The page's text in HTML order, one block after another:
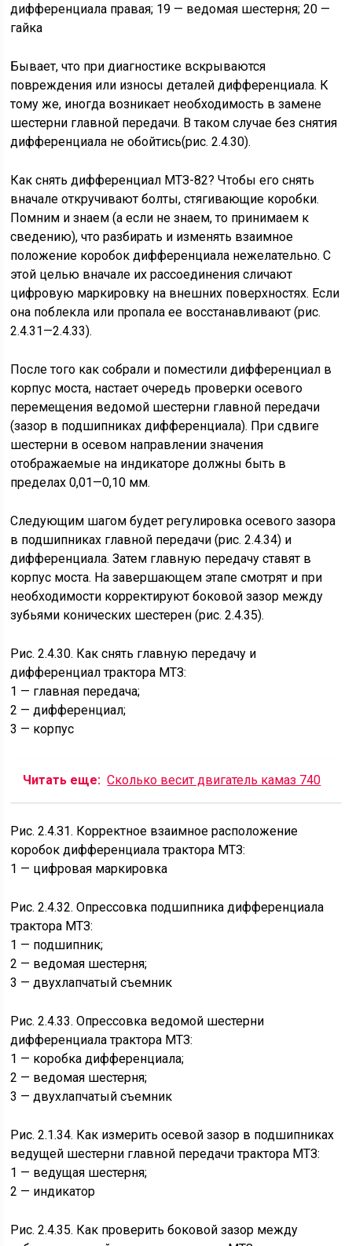
дифференциала правая; 19 — ведомая шестерня; 20 —
гайка
Бывает, что при диагностике вскрываются
повреждения или износы деталей дифференциала. К
тому же, иногда возникает необходимость в замене
шестерни главной передачи. В таком случае без снятия
дифференциала не обойтись(рис. 2.4.30).
Как снять дифференциал МТЗ-82? Чтобы его снять
вначале откручивают болты, стягивающие коробки.
Помним и знаем (а если не знаем, то принимаем к
сведению), что разбирать и изменять взаимное
положение коробок дифференциала нежелательно. С
этой целью вначале их рассоединения сличают
цифровую маркировку на внешних поверхностях. Если
она поблекла или пропала ее восстанавливают (рис.
2.4.31—2.4.33).
После того как собрали и поместили дифференциал в
корпус моста, настает очередь проверки осевого
перемещения ведомой шестерни главной передачи
(зазор в подшипниках дифференциала). При сдвиге
шестерни в осевом направлении значения
отображаемые на индикаторе должны быть в
пределах 0,01—0,10 мм.
Следующим шагом будет регулировка осевого зазора
в подшипниках главной передачи (рис. 2.4.34) и
дифференциала. Затем главную передачу ставят в
корпус моста. На завершающем этапе смотрят и при
необходимости корректируют боковой зазор между
зубьями конических шестерен (рис. 2.4.35).
Рис. 2.4.30. Как снять главную передачу и
дифференциал трактора МТЗ:
1 — главная передача;
2 — дифференциал;
3 — корпус
Читать еще: Сколько весит двигатель камаз 740
Рис. 2.4.З1. Корректное взаимное расположение
коробок дифференциала трактора МТЗ:
1 — цифровая маркировка
Рис. 2.4.32. Опрессовка подшипника дифференциала
трактора МТЗ:
1 — подшипник;
2 — ведомая шестерня;
3 — двухлапчатый съемник
Рис. 2.4.33. Опрессовка ведомой шестерни
дифференциала трактора МТЗ:
1 — коробка дифференциала;
2 — ведомая шестерня;
3 — двухлапчатый съемник
Рис. 2.1.34. Как измерить осевой зазор в подшипниках
ведущей шестерни главной передачи трактора МТЗ:
1 — ведущая шестерня;
2 — индикатор
Рис. 2.4.35. Как проверить боковой зазор между